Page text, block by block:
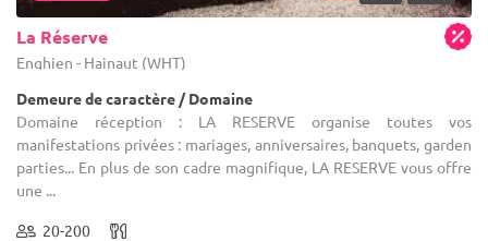
La Réserve
Enghien - Hainaut (WHT)
Demeure de caractère / Domaine
Domaine réception : LA RESERVE organise toutes vos
manifestations privées : mariages, anniversaires, banquets, garden
parties... En plus de son cadre magnifique, LA RESERVE vous offre
une ...
20-200